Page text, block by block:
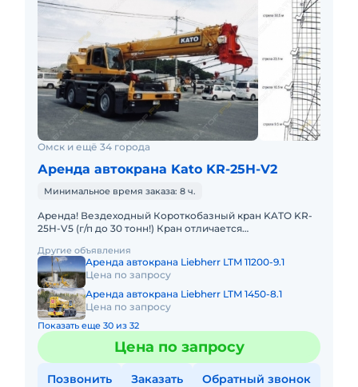
Омск и ещё 34 города
Аренда автокрана Kato KR-25H-V2
Минимальное время заказа: 8 ч.
Аренда! Вездеходный Короткобазный кран KATO KR-
25H-V5 (г/п до 30 тонн!) Кран отличается
бездорожью. Техничес
Другие объявления
Аренда автокрана Liebherr LTM 11200-9.1
Цена по запросу
Аренда автокрана Liebherr LTM 1450-8.1
Цена по запросу
Показать еще 30 из 32
Цена по запросу
Позвонить Заказать Обратный звонок